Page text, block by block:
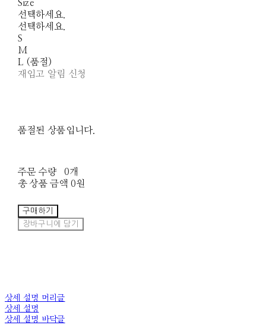
Size
선택하세요.
선택하세요.
S
M
L (품절)
재입고 알림 신청
품절된 상품입니다.
주문 수량
0개
총 상품 금액 0원
구매하기
장바구니에 담기
상세 설명 머리글
상세 설명
상세 설명 바닥글